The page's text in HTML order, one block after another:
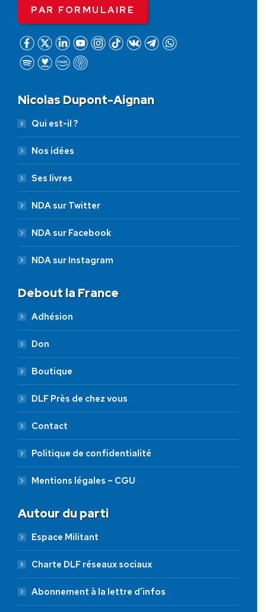
PAR FORMULAIRE
Nicolas Dupont-Aignan
Qui est-il ?
Nos idées
Ses livres
NDA sur Twitter
NDA sur Facebook
NDA sur Instagram
Debout la France
Adhésion
Don
Boutique
DLF Près de chez vous
Contact
Politique de confidentialité
Mentions légales – CGU
Autour du parti
Espace Militant
Charte DLF réseaux sociaux
Abonnement à la lettre d’infos